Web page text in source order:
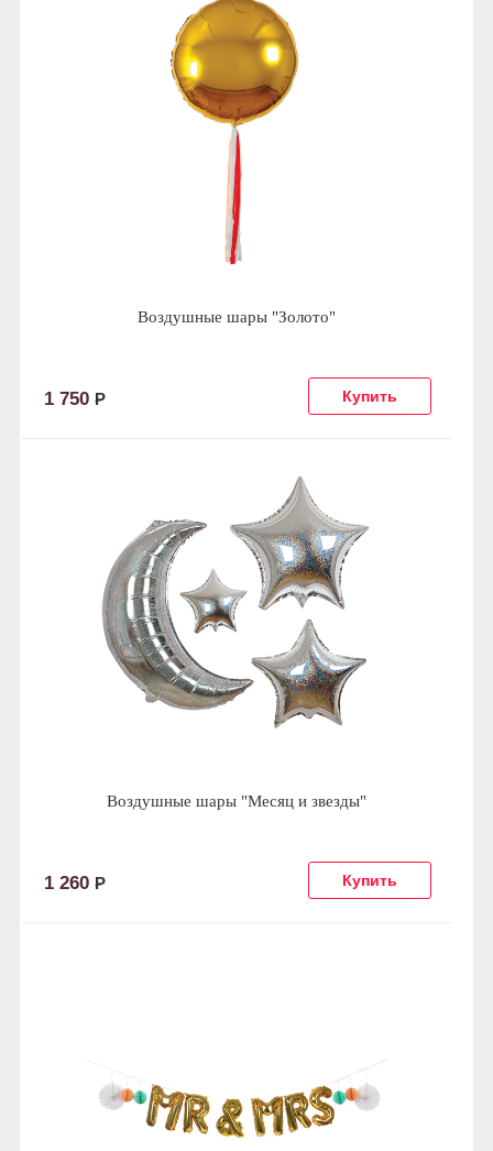
Воздушные шары "Золото"
1 750 Р
Воздушные шары "Месяц и звезды"
1 260 Р